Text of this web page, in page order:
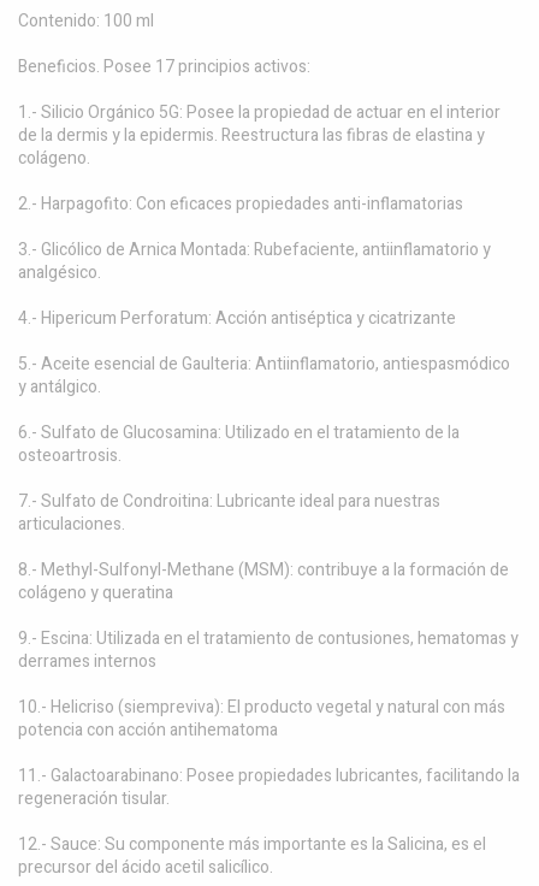
Contenido: 100 ml
Beneficios. Posee 17 principios activos:
1.- Silicio Orgánico 5G: Posee la propiedad de actuar en el interior
de la dermis y la epidermis. Reestructura las fibras de elastina y
colágeno.
2.- Harpagofito: Con eficaces propiedades anti-inflamatorias
3.- Glicólico de Arnica Montada: Rubefaciente, antiinflamatorio y
analgésico.
4.- Hipericum Perforatum: Acción antiséptica y cicatrizante
5.- Aceite esencial de Gaulteria: Antiinflamatorio, antiespasmódico
y antálgico.
6.- Sulfato de Glucosamina: Utilizado en el tratamiento de la
osteoartrosis.
7.- Sulfato de Condroitina: Lubricante ideal para nuestras
articulaciones.
8.- Methyl-Sulfonyl-Methane (MSM): contribuye a la formación de
colágeno y queratina
9.- Escina: Utilizada en el tratamiento de contusiones, hematomas y
derrames internos
10.- Helicriso (siempreviva): El producto vegetal y natural con más
potencia con acción antihematoma
11.- Galactoarabinano: Posee propiedades lubricantes, facilitando la
regeneración tisular.
12.- Sauce: Su componente más importante es la Salicina, es el
precursor del ácido acetil salicílico.